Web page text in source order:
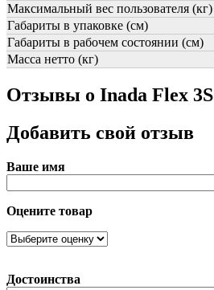
Максимальный вес пользователя (кг)
Габариты в упаковке (см)
Габариты в рабочем состоянии (см)
Масса нетто (кг)
Отзывы о Inada Flex 3S
Добавить свой отзыв
Ваше имя
Оцените товар
Достоинства